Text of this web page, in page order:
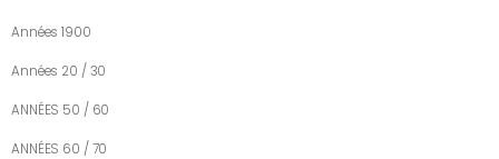
Années 1900
Années 20 / 30
ANNÉES 50 / 60
ANNÉES 60 / 70